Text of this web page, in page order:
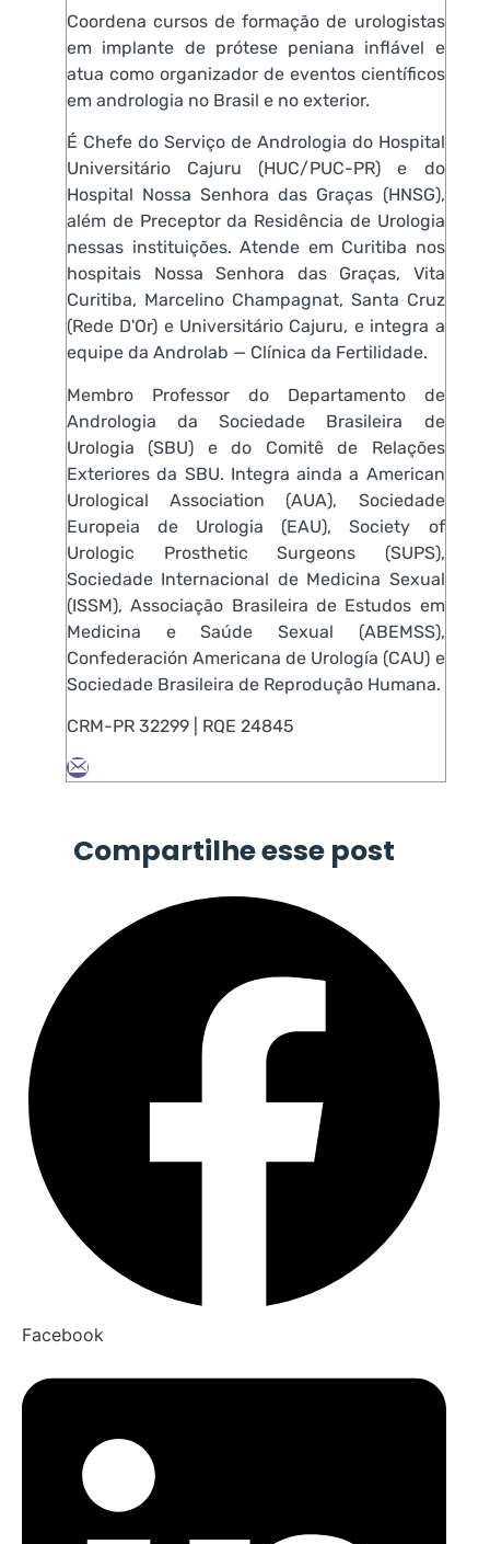
Coordena cursos de formação de urologistas
em implante de prótese peniana inflável e
atua como organizador de eventos científicos
em andrologia no Brasil e no exterior.
É Chefe do Serviço de Andrologia do Hospital
Universitário Cajuru (HUC/PUC-PR) e do
Hospital Nossa Senhora das Graças (HNSG),
além de Preceptor da Residência de Urologia
nessas instituições. Atende em Curitiba nos
hospitais Nossa Senhora das Graças, Vita
Curitiba, Marcelino Champagnat, Santa Cruz
(Rede D'Or) e Universitário Cajuru, e integra a
equipe da Androlab — Clínica da Fertilidade.
Membro Professor do Departamento de
Andrologia da Sociedade Brasileira de
Urologia (SBU) e do Comitê de Relações
Exteriores da SBU. Integra ainda a American
Urological Association (AUA), Sociedade
Europeia de Urologia (EAU), Society of
Urologic Prosthetic Surgeons (SUPS),
Sociedade Internacional de Medicina Sexual
(ISSM), Associação Brasileira de Estudos em
Medicina e Saúde Sexual (ABEMSS),
Confederación Americana de Urología (CAU) e
Sociedade Brasileira de Reprodução Humana.
CRM-PR 32299 | RQE 24845
Compartilhe esse post
Facebook